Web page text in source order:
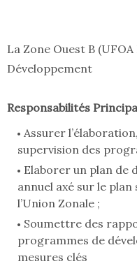
La Zone Ouest B
Développement
Responsabilités
Assurer
supervision des
Elaborer un plan de
annuel axé sur le
l’Union Zonale ;
Soumettre des
programmes de
mesures clés